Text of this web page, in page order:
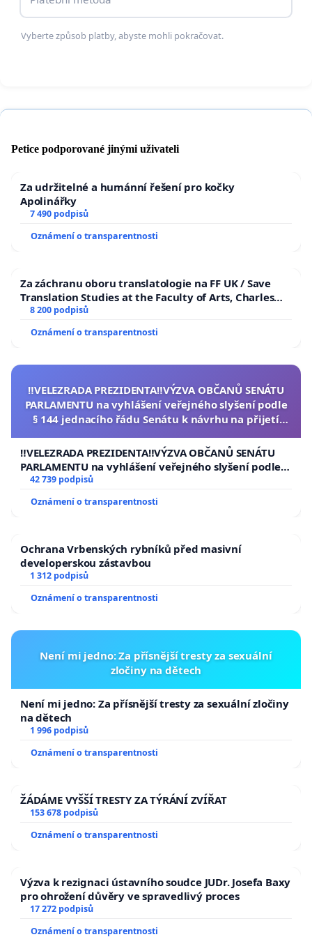
Nezávislých.
Vyberte způsob platby, abyste mohli pokračovat.
Petice podporované jinými uživateli
Za udržitelné a humánní řešení pro kočky
Apolinářky
7 490 podpisů
Oznámení o transparentnosti
Za záchranu oboru translatologie na FF UK / Save
Translation Studies at the Faculty of Arts, Charles
University
8 200 podpisů
Oznámení o transparentnosti
‼️VELEZRADA PREZIDENTA‼️VÝZVA OBČANŮ SENÁTU
PARLAMENTU na vyhlášení veřejného slyšení podle
§ 144 jednacího řádu Senátu k návrhu na přijetí
republiky
‼️VELEZRADA PREZIDENTA‼️VÝZVA OBČANŮ SENÁTU
PARLAMENTU na vyhlášení veřejného slyšení podle §
144 jednacího řádu Senátu k návrhu na přijetí
usnesení k podání ústavní žaloby na prezidenta
republiky
42 739 podpisů
Oznámení o transparentnosti
Ochrana Vrbenských rybníků před masivní
developerskou zástavbou
1 312 podpisů
Oznámení o transparentnosti
Není mi jedno: Za přísnější tresty za sexuální
zločiny na dětech
Není mi jedno: Za přísnější tresty za sexuální zločiny
na dětech
1 996 podpisů
Oznámení o transparentnosti
ŽÁDÁME VYŠŠÍ TRESTY ZA TÝRÁNÍ ZVÍŘAT
153 678 podpisů
Oznámení o transparentnosti
Výzva k rezignaci ústavního soudce JUDr. Josefa Baxy
pro ohrožení důvěry ve spravedlivý proces
17 272 podpisů
Oznámení o transparentnosti